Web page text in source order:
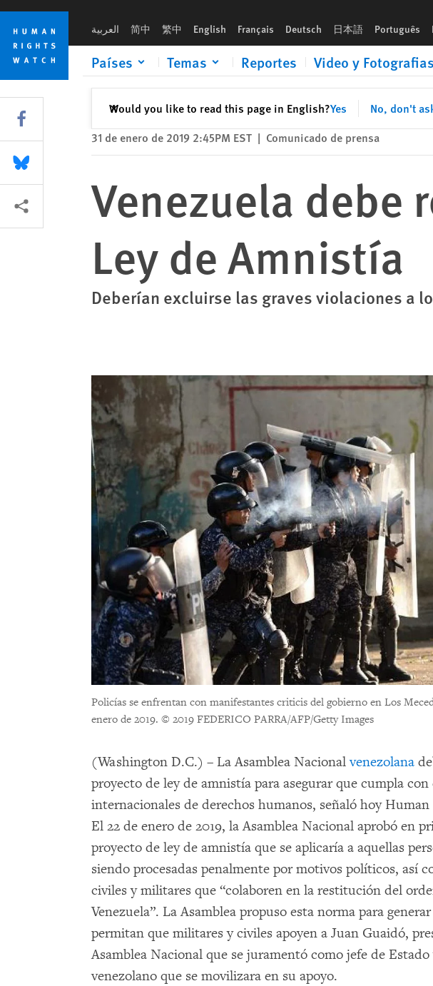
Skip
cookie
privacy
notice
Skip
main
content
العربية 简中 繁中 English Français Deutsch 日本語 Português
Países Temas Reportes Video y Fotografias
Would you like to read this page in English?Yes No, don't
✕Cerrar
31 de enero de 2019 2:45PM EST | Comunicado de prensa
Venezuela debe
Ley de Amnistía
Deberían excluirse las graves violaciones a
Policías se enfrentan con manifestantes criticis del gobierno en Los
enero de 2019. © 2019 FEDERICO PARRA/AFP/Getty Images
(Washington D.C.) – La Asamblea Nacionalvenezolana
proyecto de ley de amnistía para asegurar que cumpla con
internacionales de derechos humanos, señaló hoy
El 22 de enero de 2019, la Asamblea Nacional aprobó en
proyecto de ley de amnistía que se aplicaría a aquellas
siendo procesadas penalmente por motivos políticos, así
civiles y militares que “colaboren en la restitución del
Venezuela”. La Asamblea propuso esta norma para
permitan que militares y civiles apoyen a Juan Guaidó,
Asamblea Nacional que se juramentó como jefe de
venezolano que se movilizara en su apoyo.
Share this via Facebook
Share this via Bluesky
Share this via Compartir